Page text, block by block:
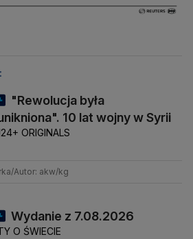
"Rewolucja była
10 lat wojny w Syrii
ORIGINALS
Autor: akw/kg
Wydanie z 7.08.2026
O ŚWIECIE